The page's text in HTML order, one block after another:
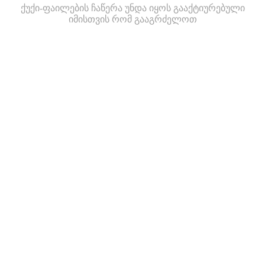
ქუქი-ფაილების ჩაწერა უნდა იყოს გააქტიურებული
იმისთვის რომ გააგრძელოთ